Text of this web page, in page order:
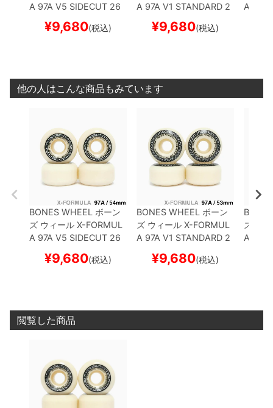
A 97A V5 SIDECUT 26
54mmスケートボード
スケボー
¥9,680(税込)
A 97A V1 STANDARD 2
53mm
スケートボード
スケボー
¥9,680(税込)
A 95A
他の人はこんな商品もみています
BONES WHEEL ボーン
ズ ウィール X-FORMUL
A 97A V5 SIDECUT 26
スケボー
¥9,680(税込)
BONES WHEEL ボーン
ズ ウィール X-FORMUL
A 97A V1 STANDARD 2
スケボー
¥9,680(税込)
ズ
A 95A
閲覧した商品